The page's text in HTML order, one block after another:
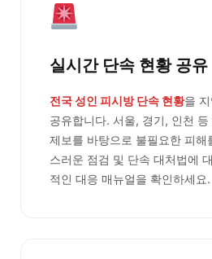
실시간 단속 현황 공유
전국 성인 피시방 단속 현황을
공유합니다. 서울, 경기, 인천
제보를 바탕으로 불필요한 피해
스러운 점검 및 단속 대처법에
적인 대응 매뉴얼을 확인하세요.